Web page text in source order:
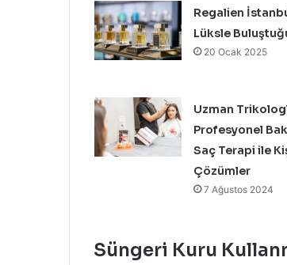
Regalien
Lüksle
20 Ocak 2025
Uzman
Profesyonel
Saç Terapi ile
Çözümler
7 Ağustos 2024
Süngeri Kuru